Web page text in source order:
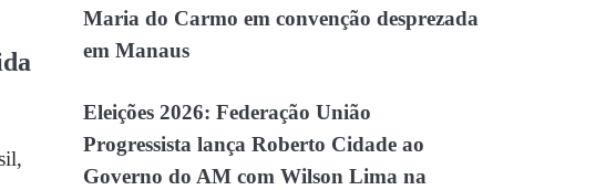
Maria do Carmo em convenção desprezada
em Manaus
Eleições 2026: Federação União
Progressista lança Roberto Cidade ao
Governo do AM com Wilson Lima na